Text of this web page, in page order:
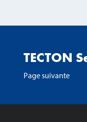
TECTON
Page suivante